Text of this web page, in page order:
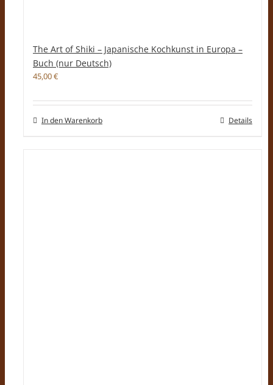
The Art of Shiki – Japanische Kochkunst in Europa –
Buch (nur Deutsch)
45,00€
In den Warenkorb Details